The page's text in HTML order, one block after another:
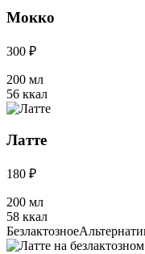
Мокко
300 ₽
200 мл
56 ккал
Латте
180 ₽
200 мл
58 ккал
Безлактозное